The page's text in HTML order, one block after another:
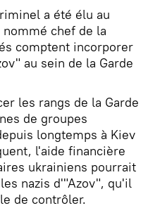
a été élu au
chef de la
comptent incorporer
au sein de la Garde
les rangs de la Garde
de groupes
longtemps à Kiev
l'aide financière
ukrainiens pourrait
nazis d'"Azov", qu'il
de contrôler.